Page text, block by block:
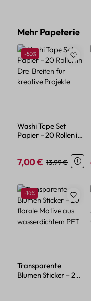
Produktgalerie
Mehr Papeterie
Rabatt
-50%
Washi Tape Set
Papier – 20 Rollen in
kreative Projekte
Verkaufspreis:
7,00 € Regulärer
13,99 €
Produktgalerie
Rabatt
-10%
Transparente
Blumen Sticker – 20